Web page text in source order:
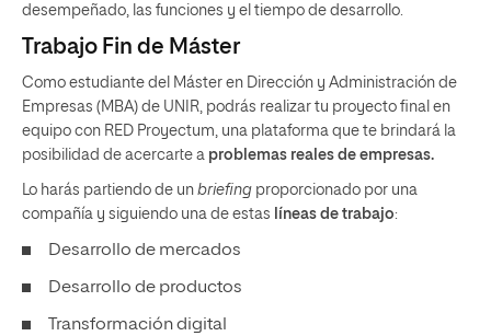
desempeñado, las funciones y el tiempo de desarrollo.
Trabajo Fin de Máster
Como estudiante del Máster en Dirección y Administración de
Empresas (MBA) de UNIR, podrás realizar tu proyecto final en
equipo con RED Proyectum, una plataforma que te brindará la
posibilidad de acercarte a problemas reales de empresas.
Lo harás partiendo de un briefing proporcionado por una
compañía y siguiendo una de estas líneas de trabajo:
Desarrollo de mercados
Desarrollo de productos
Transformación digital